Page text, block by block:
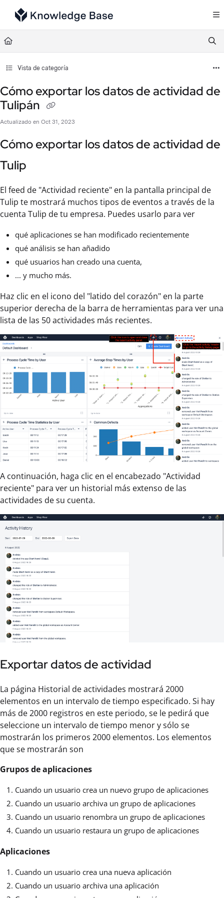
Documentation Index
Fetch the complete documentation index at:
Use this file to discover all available pages before exploring further.
Vista de categoría
Cómo exportar los datos de actividad de
Tulipán
Actualizado en Oct 31, 2023
Cómo exportar los datos de actividad de
Tulip
El feed de "Actividad reciente" en la pantalla principal de
Tulip te mostrará muchos tipos de eventos a través de la
cuenta Tulip de tu empresa. Puedes usarlo para ver
qué aplicaciones se han modificado recientemente
qué análisis se han añadido
qué usuarios han creado una cuenta,
... y mucho más.
Haz clic en el icono del "latido del corazón" en la parte
superior derecha de la barra de herramientas para ver una
lista de las 50 actividades más recientes.
A continuación, haga clic en el encabezado "Actividad
reciente" para ver un historial más extenso de las
actividades de su cuenta.
Exportar datos de actividad
La página Historial de actividades mostrará 2000
elementos en un intervalo de tiempo especificado. Si hay
más de 2000 registros en este periodo, se le pedirá que
seleccione un intervalo de tiempo menor y sólo se
mostrarán los primeros 2000 elementos. Los elementos
que se mostrarán son
Grupos de aplicaciones
Cuando un usuario crea un nuevo grupo de aplicaciones
Cuando un usuario archiva un grupo de aplicaciones
Cuando un usuario renombra un grupo de aplicaciones
Cuando un usuario restaura un grupo de aplicaciones
Aplicaciones
Cuando un usuario crea una nueva aplicación
Cuando un usuario archiva una aplicación